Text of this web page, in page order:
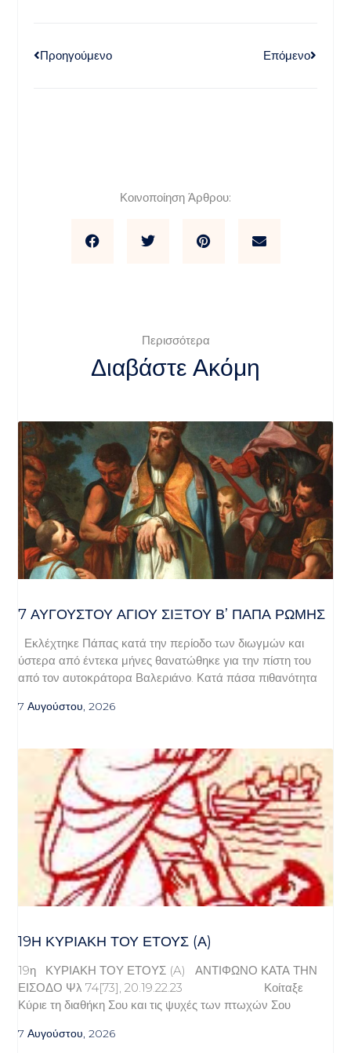
Προηγούμενο Επόμενο
Κοινοποίηση Άρθρου:
Περισσότερα
Διαβάστε Ακόμη
7 ΑΥΓΟΥΣΤΟΥ ΑΓΙΟΥ ΣΙΞΤΟΥ Β’ ΠΑΠΑ ΡΩΜΗΣ
Εκλέχτηκε Πάπας κατά την περίοδο των διωγμών και
ύστερα από έντεκα μήνες θανατώθηκε για την πίστη του
από τον αυτοκράτορα Βαλεριάνο. Κατά πάσα πιθανότητα
7 Αυγούστου, 2026
19Η ΚΥΡΙΑΚΉ ΤΟΥ ΈΤΟΥΣ (Α)
19η ΚΥΡΙΑΚΗ ΤΟΥ ΕΤΟΥΣ (A) ΑΝΤΙΦΩΝΟ ΚΑΤΑ ΤΗΝ
ΕΙΣΟΔΟ Ψλ 74[73], 20.19.22.23 Κοίταξε
Κύριε τη διαθήκη Σου και τις ψυχές των πτωχών Σου
7 Αυγούστου, 2026